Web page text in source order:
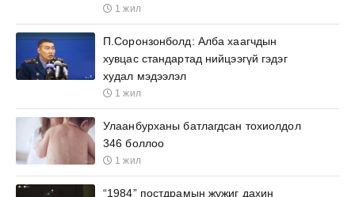
ажилтнууд өргөх бичиг барьжээ
1 жил
П.Соронзонболд: Алба хаагчдын
хувцас стандартад нийцээгүй гэдэг
худал мэдээлэл
1 жил
Улаанбурханы батлагдсан тохиолдол
346 боллоо
1 жил
“1984” постдрамын жүжиг дахин